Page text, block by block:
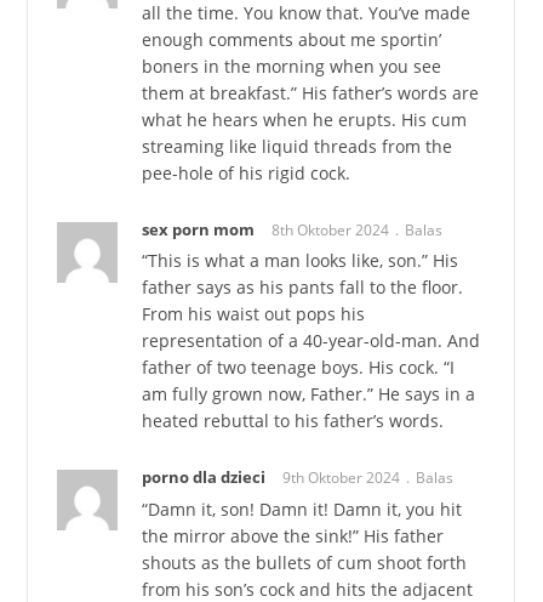
all the time. You know that. You’ve made
enough comments about me sportin’
boners in the morning when you see
them at breakfast.” His father’s words are
what he hears when he erupts. His cum
streaming like liquid threads from the
pee-hole of his rigid cock.
sex porn mom 8th Oktober 2024 Balas
“This is what a man looks like, son.” His
father says as his pants fall to the floor.
From his waist out pops his
representation of a 40-year-old-man. And
father of two teenage boys. His cock. “I
am fully grown now, Father.” He says in a
heated rebuttal to his father’s words.
porno dla dzieci 9th Oktober 2024 Balas
“Damn it, son! Damn it! Damn it, you hit
the mirror above the sink!” His father
shouts as the bullets of cum shoot forth
from his son’s cock and hits the adjacent